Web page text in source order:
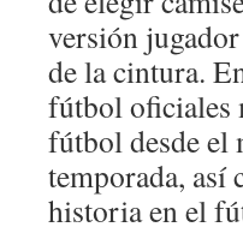
versión jugador
de la cintura.
fútbol oficiales
fútbol desde el
temporada, así
historia en el